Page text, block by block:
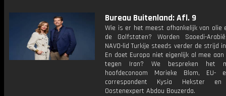
Bureau Buitenland: Afl. 9
Wie is er het meest afhankelijk van olie
de Golfstaten? Worden Saoedi-
NAVO-lid Turkije steeds verder de strijd
En doet Europa niet eigenlijk al mee
tegen Iran? We bespreken het
hoofdeconoom Marieke Blom, EU-
correspondent Kysia Hekster en
Oostenexpert Abdou Bouzerda.